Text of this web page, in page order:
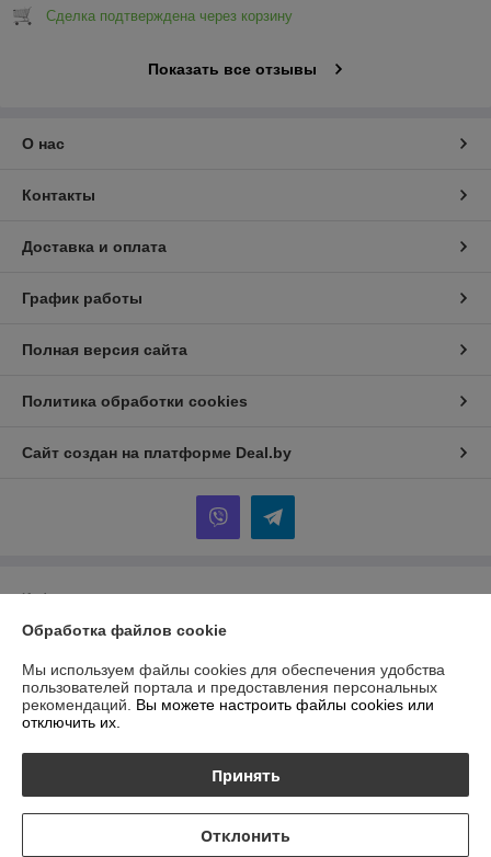
Сделка подтверждена через корзину
Показать все отзывы
О нас
Контакты
Доставка и оплата
График работы
Полная версия сайта
Политика обработки cookies
Сайт создан на платформе Deal.by
Информация для покупателя
Индивидуальный предприниматель:
Гомельская д.51
Регистрационный номер ЕГР: 491479958
Регистрационный орган: Буда-Кошелёвский районный
Дата регистрации компании: 22.02.2022
Обработка файлов cookie
Мы используем файлы cookies для обеспечения удобства
пользователей портала и предоставления персональных
рекомендаций. Вы можете настроить файлы cookies или
отключить их.
Принять
Отклонить